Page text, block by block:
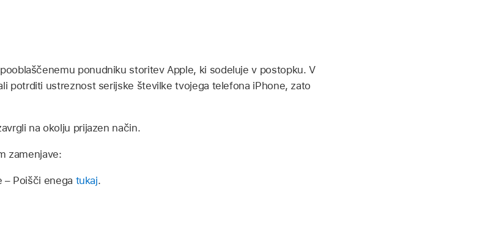
ponudniku storitev Apple, ki sodeluje v postopku. V
potrditi ustreznost serijske številke tvojega telefona iPhone, zato
na okolju prijazen način.
zamenjave:
– Poišči enega tukaj.